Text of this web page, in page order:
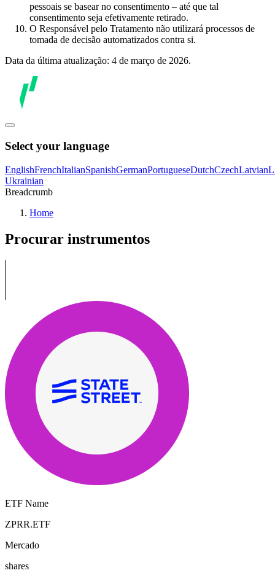
pessoais se basear no consentimento – até que tal
consentimento seja efetivamente retirado.
O Responsável pelo Tratamento não utilizará processos de
tomada de decisão automatizados contra si.
Data da última atualização: 4 de março de 2026.
Select your language
EnglishFrenchItalianSpanishGermanPortugueseDutchCzechLatvian
Ukrainian
Breadcrumb
Home
Procurar instrumentos
ETF Name
ZPRR.ETF
Mercado
shares